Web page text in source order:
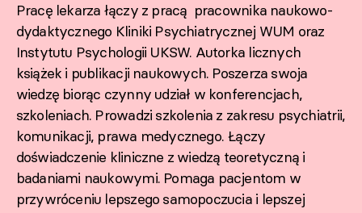
Pracę lekarza łączy z pracą pracownika naukowo-
dydaktycznego Kliniki Psychiatrycznej WUM oraz
Instytutu Psychologii UKSW. Autorka licznych
książek i publikacji naukowych. Poszerza swoja
wiedzę biorąc czynny udział w konferencjach,
szkoleniach. Prowadzi szkolenia z zakresu psychiatrii,
komunikacji, prawa medycznego. Łączy
doświadczenie kliniczne z wiedzą teoretyczną i
badaniami naukowymi. Pomaga pacjentom w
przywróceniu lepszego samopoczucia i lepszej